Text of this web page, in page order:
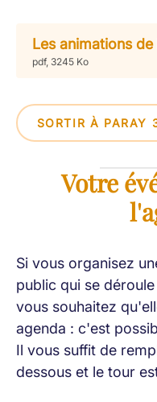
Les animations
pdf, 3245 Ko
SORTIR À PARAY
Votre
Si vous organisez
public qui se
vous souhaitez
agenda : c'est
Il vous suffit de
dessous et le tour